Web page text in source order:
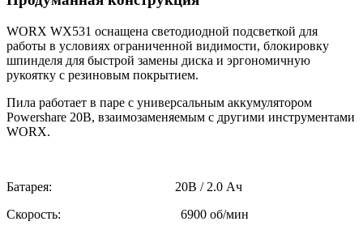
WORX WX531 оснащена светодиодной подсветкой для
работы в условиях ограниченной видимости, блокировку
шпинделя для быстрой замены диска и эргономичную
рукоятку с резиновым покрытием.
Пила работает в паре с универсальным аккумулятором
Powershare 20В, взаимозаменяемым с другими инструментами
WORX.
Батарея: 20В / 2.0 Ач
Скорость: 6900 об/мин